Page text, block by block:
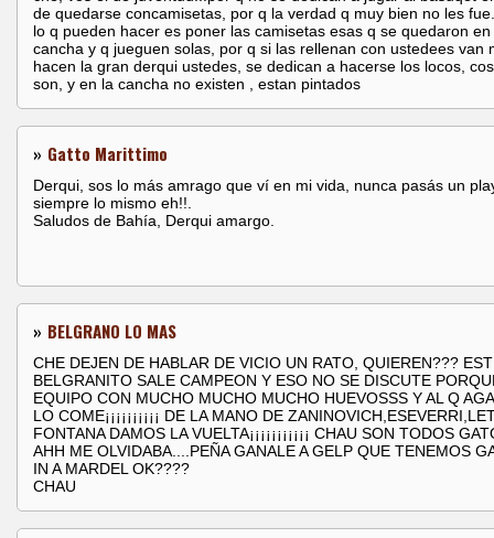
de quedarse concamisetas, por q la verdad q muy bien no les
lo q pueden hacer es poner las camisetas esas q se quedaron en
cancha y q jueguen solas, por q si las rellenan con ustedees van
hacen la gran derqui ustedes, se dedican a hacerse los locos,
son, y en la cancha no existen , estan pintados
» Gatto Marittimo
Derqui, sos lo más amrago que ví en mi vida, nunca pasás un
siempre lo mismo eh!!.
Saludos de Bahía, Derqui amargo.
» BELGRANO LO MAS
CHE DEJEN DE HABLAR DE VICIO UN RATO, QUIEREN???
BELGRANITO SALE CAMPEON Y ESO NO SE DISCUTE
EQUIPO CON MUCHO MUCHO MUCHO HUEVOSSS Y AL Q
LO COME¡¡¡¡¡¡¡¡¡¡ DE LA MANO DE
FONTANA DAMOS LA VUELTA¡¡¡¡¡¡¡¡¡¡¡ CHAU SON TODOS
AHH ME OLVIDABA....PEÑA GANALE A GELP QUE TENEMOS
IN A MARDEL OK????
CHAU